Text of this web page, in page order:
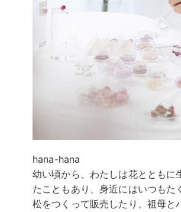
hana-hana
幼い頃から、わたしは花ととも
たこともあり、身近にはいつも
松をつくって販売したり、祖母